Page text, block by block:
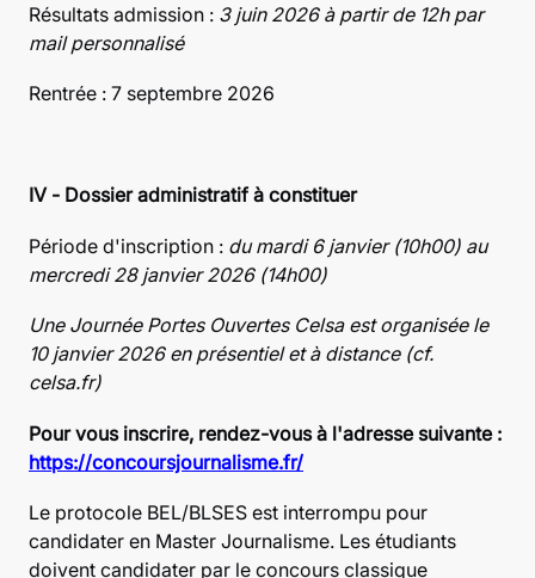
Résultats admission : 3 juin 2026 à partir de 12h par
mail personnalisé
Rentrée : 7 septembre 2026
IV - Dossier administratif à constituer
Période d'inscription : du mardi 6 janvier (10h00) au
mercredi 28 janvier 2026 (14h00)
Une Journée Portes Ouvertes Celsa est organisée le
10 janvier 2026 en présentiel et à distance (cf.
celsa.fr)
Pour vous inscrire, rendez-vous à l'adresse suivante :
https://concoursjournalisme.fr/
Le protocole BEL/BLSES est interrompu pour
candidater en Master Journalisme. Les étudiants
doivent candidater par le concours classique